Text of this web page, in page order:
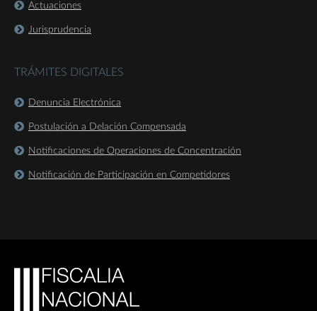
Actuaciones
Jurisprudencia
TRÁMITES DIGITALES
Denuncia Electrónica
Postulación a Delación Compensada
Notificaciones de Operaciones de Concentración
Notificación de Participación en Competidores